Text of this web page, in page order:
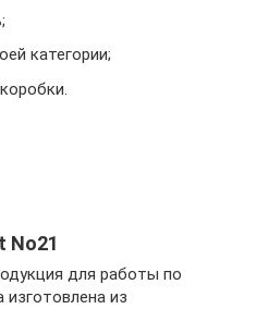
категории;
No21
для работы по
изготовлена из